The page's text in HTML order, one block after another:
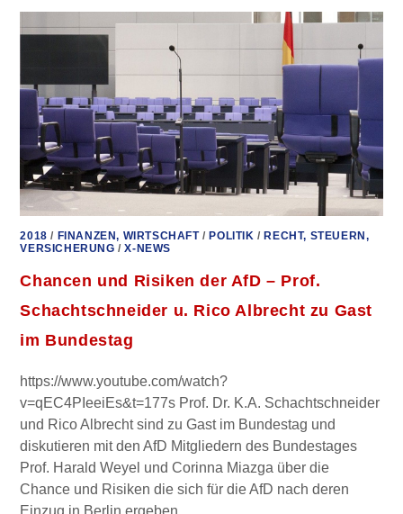
MERKEL
IV.
2018 / FINANZEN, WIRTSCHAFT/ POLITIK / RECHT, STEUERN,
VERSICHERUNG /X-NEWS
Chancen und Risiken der AfD – Prof.
Schachtschneider u. Rico Albrecht zu Gast
im Bundestag
https://www.youtube.com/watch?
v=qEC4PIeeiEs&t=177s Prof. Dr. K.A. Schachtschneider
und Rico Albrecht sind zu Gast im Bundestag und
diskutieren mit den AfD Mitgliedern des Bundestages
Prof. Harald Weyel und Corinna Miazga über die
Chance und Risiken die sich für die AfD nach deren
Einzug in Berlin ergeben.